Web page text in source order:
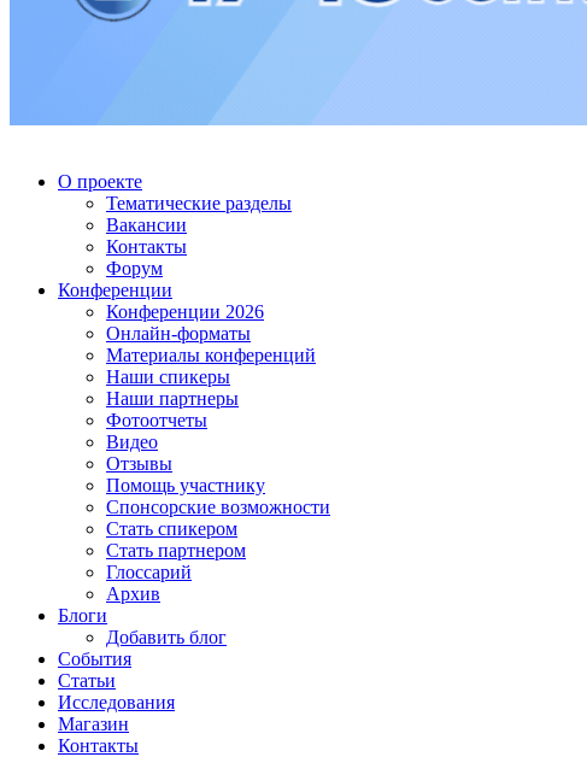
О проекте
Тематические разделы
Вакансии
Контакты
Форум
Конференции
Конференции 2026
Онлайн-форматы
Материалы конференций
Наши спикеры
Наши партнеры
Фотоотчеты
Видео
Отзывы
Помощь участнику
Спонсорские возможности
Стать спикером
Стать партнером
Глоссарий
Архив
Блоги
Добавить блог
События
Статьи
Исследования
Магазин
Контакты